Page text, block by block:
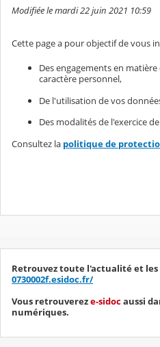
Modifiée le mardi 22 juin 2021 10:59
Cette page a pour objectif de vous
Des engagements en
caractère personnel,
De l'utilisation de vos
Des modalités de l'exercice
Consultez la politique de
Retrouvez toute l'actualité et les
0730002f.esidoc.fr/
Vous retrouvereze-sidocaussi
numériques.